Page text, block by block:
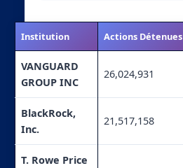
Institution Actions Détenues
VANGUARD
GROUP INC
26,024,931
BlackRock,
Inc.
21,517,158
T. Rowe Price